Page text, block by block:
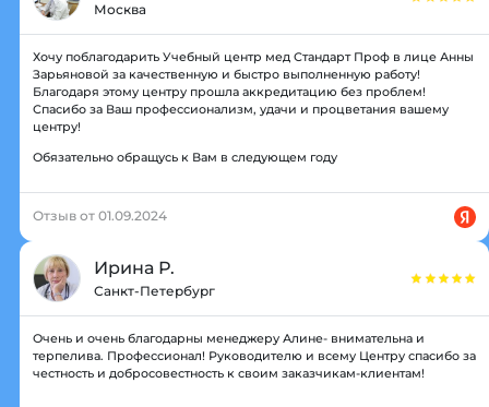
Москва
Хочу поблагодарить Учебный центр мед Стандарт Проф в лице Анны
Зарьяновой за качественную и быстро выполненную работу!
Благодаря этому центру прошла аккредитацию без проблем!
Спасибо за Ваш профессионализм, удачи и процветания вашему
центру!
Обязательно обращусь к Вам в следующем году
Отзыв от 01.09.2024
Ирина Р.
Санкт-Петербург
Очень и очень благодарны менеджеру Алине- внимательна и
терпелива. Профессионал! Руководителю и всему Центру спасибо за
честность и добросовестность к своим заказчикам-клиентам!